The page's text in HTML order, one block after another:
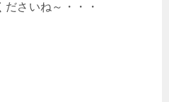
さいね～・・・